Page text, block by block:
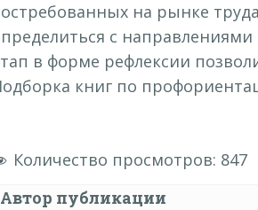
на рынке
с
в форме рефлексии
книг по
Количество просмотров: 847
Автор публикации